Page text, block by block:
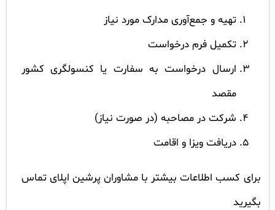
تهیه و جمع‌آوری مدارک مورد نیاز
تکمیل فرم درخواست
ارسال درخواست به سفارت یا کنسولگری کشور
مقصد
شرکت در مصاحبه (در صورت نیاز)
دریافت ویزا و اقامت
برای کسب اطلاعات بیشتر با مشاوران پرشین اپلای تماس
بگیرید